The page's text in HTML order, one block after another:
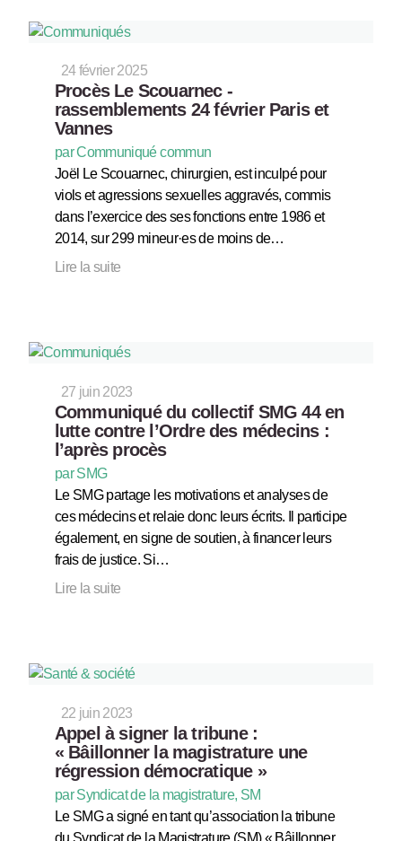
24 février 2025
Procès Le Scouarnec -
rassemblements 24 février Paris et
Vannes
par Communiqué commun
Joël Le Scouarnec, chirurgien, est inculpé pour
viols et agressions sexuelles aggravés, commis
dans l’exercice des ses fonctions entre 1986 et
2014, sur 299 mineur·es de moins de…
Lire la suite
27 juin 2023
Communiqué du collectif SMG 44 en
lutte contre l’Ordre des médecins :
l’après procès
par SMG
Le SMG partage les motivations et analyses de
ces médecins et relaie donc leurs écrits. Il participe
également, en signe de soutien, à financer leurs
frais de justice. Si…
Lire la suite
22 juin 2023
Appel à signer la tribune :
« Bâillonner la magistrature une
régression démocratique »
par Syndicat de la magistrature, SM
Le SMG a signé en tant qu’association la tribune
du Syndicat de la Magistrature (SM) « Bâillonner